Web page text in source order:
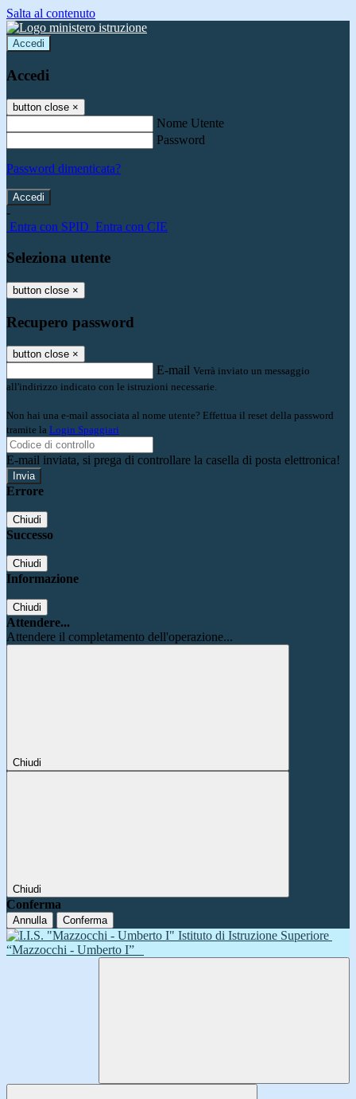
Salta al contenuto
Accedi
Accedi
button close ×
Nome Utente
Password
Password dimenticata?
-
Entra con SPID Entra con CIE
Seleziona utente
button close ×
Recupero password
button close ×
E-mail Verrà inviato un messaggio
all'indirizzo indicato con le istruzioni necessarie.
Non hai una e-mail associata al nome utente? Effettua il reset della password
tramite la Login Spaggiari
E-mail inviata, si prega di controllare la casella di posta elettronica!
Errore
Chiudi
Successo
Chiudi
Informazione
Chiudi
Attendere...
Attendere il completamento dell'operazione...
Chiudi
Chiudi
Conferma
Annulla Conferma
Istituto di Istruzione Superiore
“Mazzocchi - Umberto I”